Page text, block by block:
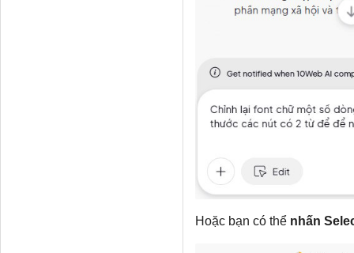
Hoặc bạn có thểnhấn